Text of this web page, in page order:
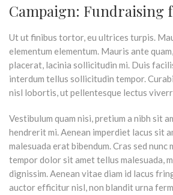
Campaign: Fundraising
Ut ut finibus tortor, eu ultrices turpis.
elementum elementum. Mauris ante
placerat, lacinia sollicitudin mi. Duis
interdum tellus sollicitudin tempor.
nisl lobortis, ut pellentesque lectus
Vestibulum quam nisi, pretium a nibh sit
hendrerit mi. Aenean imperdiet lacus sit
malesuada erat bibendum. Cras sed nunc
tempor dolor sit amet tellus malesuada,
dignissim. Aenean vitae diam id lacus
auctor efficitur nisl, non blandit urna